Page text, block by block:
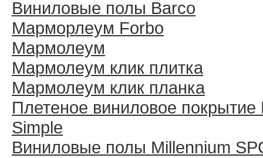
Виниловые полы Barco
Марморлеум Forbo
Мармолеум
Мармолеум клик плитка
Мармолеум клик планка
Плетеное виниловое покрытие
Simple
Виниловые полы Millennium